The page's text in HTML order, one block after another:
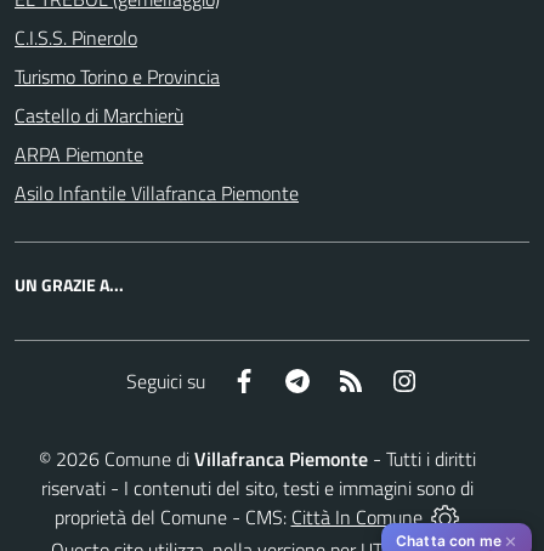
C.I.S.S. Pinerolo
Turismo Torino e Provincia
Castello di Marchierù
ARPA Piemonte
Asilo Infantile Villafranca Piemonte
UN GRAZIE A...
Seguici su Facebook Telegram RSS
© 2026 Comune diVillafranca Piemonte - Tutti i diritti
riservati - I contenuti del sito, testi e immagini sono di
proprietà del Comune - CMS: Città In Comune
Chatta con me ✕